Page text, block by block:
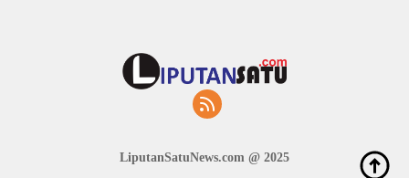
LiputanSatuNews.com @ 2025